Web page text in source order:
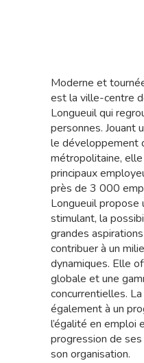
Moderne et
est la ville-centre
Longueuil qui
personnes. Jouant
le développement
métropolitaine,
principaux
près de 3 000
Longueuil propose
stimulant, la
grandes
contribuer à un
dynamiques. Elle
globale et une
concurrentielles.
également à un
l’égalité en emploi
progression de
son organisation.